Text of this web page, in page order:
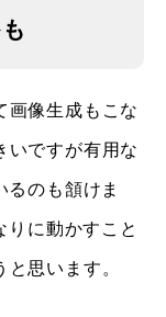
像生成もこな
いですが有用な
るのも頷けま
に動かすこと
思います。